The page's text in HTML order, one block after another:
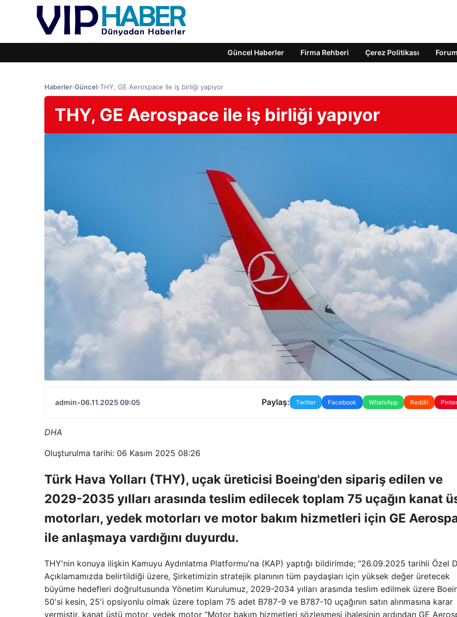
Güncel Haberler Firma Rehberi Çerez Politikası Forum
Haberler›Güncel›THY, GE Aerospace ile iş birliği yapıyor
THY, GE Aerospace ile iş birliği yapıyor
admin•06.11.2025 09:05 Paylaş: Twitter Facebook WhatsApp Reddit
DHA
Oluşturulma tarihi: 06 Kasım 2025 08:26
Türk Hava Yolları (THY), uçak üreticisi Boeing'den sipariş edilen ve
2029-2035 yılları arasında teslim edilecek toplam 75 uçağın kanat
motorları, yedek motorları ve motor bakım hizmetleri için GE
ile anlaşmaya vardığını duyurdu.
THY'nin konuya ilişkin Kamuyu Aydınlatma Platformu'na (KAP) yaptığı bildirimde; “26.09.2025 tarihli Özel
Açıklamamızda belirtildiği üzere, Şirketimizin stratejik planının tüm paydaşları için yüksek değer üretecek
büyüme hedefleri doğrultusunda Yönetim Kurulumuz, 2029-2034 yılları arasında teslim edilmek üzere
50'si kesin, 25'i opsiyonlu olmak üzere toplam 75 adet B787-9 ve B787-10 uçağının satın alınmasına karar
vermiştir. kanat üstü motor, yedek motor “Motor bakım hizmetleri sözleşmesi ihalesinin ardından GE